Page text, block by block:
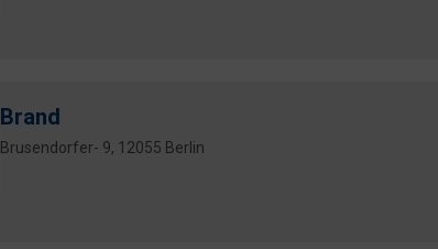
Brand
Brusendorfer- 9, 12055 Berlin